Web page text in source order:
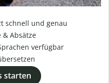
schnell und genau
& Absätze
verfügbar
starten